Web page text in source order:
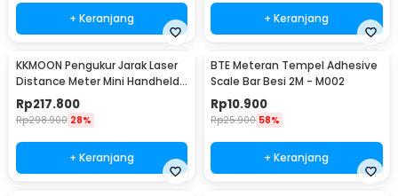
+ Keranjang + Keranjang
KKMOON Pengukur Jarak Laser
Distance Meter Mini Handheld
40M - JQ-40
Rp217.800
Rp298.900 28%
+ Keranjang
BTE Meteran Tempel Adhesive
Scale Bar Besi 2M - M002
Rp10.900
Rp25.900 58%
+ Keranjang